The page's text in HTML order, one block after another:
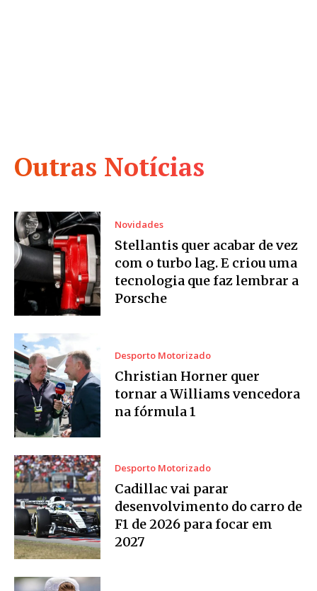
Outras Notícias
Novidades
Stellantis quer acabar de vez
com o turbo lag. E criou uma
tecnologia que faz lembrar a
Porsche
Desporto Motorizado
Christian Horner quer
tornar a Williams vencedora
na fórmula 1
Desporto Motorizado
Cadillac vai parar
desenvolvimento do carro de
F1 de 2026 para focar em
2027